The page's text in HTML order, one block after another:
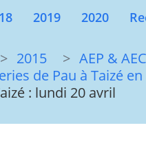
2019 2020
2015
AEP & AEC
de Pau à Taizé en
: lundi 20 avril